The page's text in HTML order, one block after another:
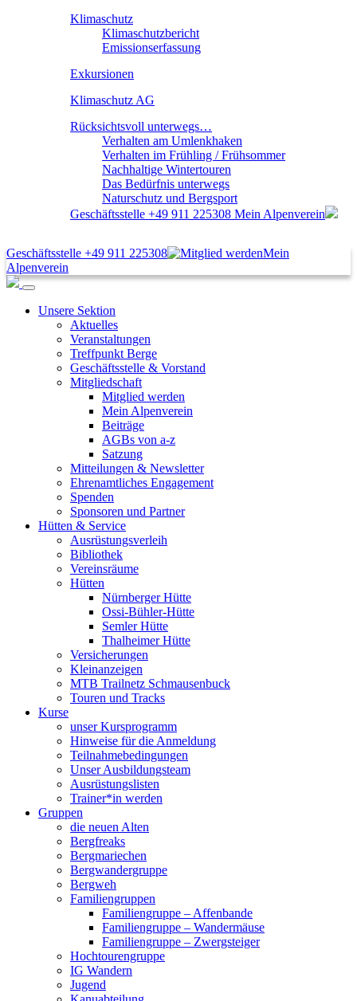
Klimaschutz
Klimaschutzbericht
Emissionserfassung
Exkursionen
Klimaschutz AG
Rücksichtsvoll unterwegs…
Verhalten am Umlenkhaken
Verhalten im Frühling / Frühsommer
Nachhaltige Wintertouren
Das Bedürfnis unterwegs
Naturschutz und Bergsport
Geschäftsstelle +49 911 225308 Mein Alpenverein
Geschäftsstelle +49 911 225308
Mein
Alpenverein
Unsere Sektion
Aktuelles
Veranstaltungen
Treffpunkt Berge
Geschäftsstelle & Vorstand
Mitgliedschaft
Mitglied werden
Mein Alpenverein
Beiträge
AGBs von a-z
Satzung
Mitteilungen & Newsletter
Ehrenamtliches Engagement
Spenden
Sponsoren und Partner
Hütten & Service
Ausrüstungsverleih
Bibliothek
Vereinsräume
Hütten
Nürnberger Hütte
Ossi-Bühler-Hütte
Semler Hütte
Thalheimer Hütte
Versicherungen
Kleinanzeigen
MTB Trailnetz Schmausenbuck
Touren und Tracks
Kurse
unser Kursprogramm
Hinweise für die Anmeldung
Teilnahmebedingungen
Unser Ausbildungsteam
Ausrüstungslisten
Trainer*in werden
Gruppen
die neuen Alten
Bergfreaks
Bergmariechen
Bergwandergruppe
Bergweh
Familiengruppen
Familiengruppe – Affenbande
Familiengruppe – Wandermäuse
Familiengruppe – Zwergsteiger
Hochtourengruppe
IG Wandern
Jugend